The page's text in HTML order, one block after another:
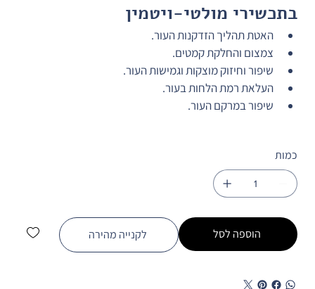
בתכשירי מולטי-ויטמין
האטת תהליך הזדקנות העור.
צמצום והחלקת קמטים.
שיפור וחיזוק מוצקות וגמישות העור.
העלאת רמת הלחות בעור.
שיפור במרקם העור.
כמות
הוספה לסל לקנייה מהירה